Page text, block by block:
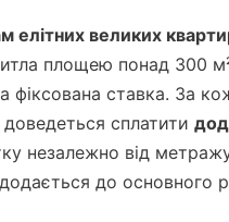
елітних великих
площею понад 300
фіксована ставка. За
сплатити
незалежно від
до основного